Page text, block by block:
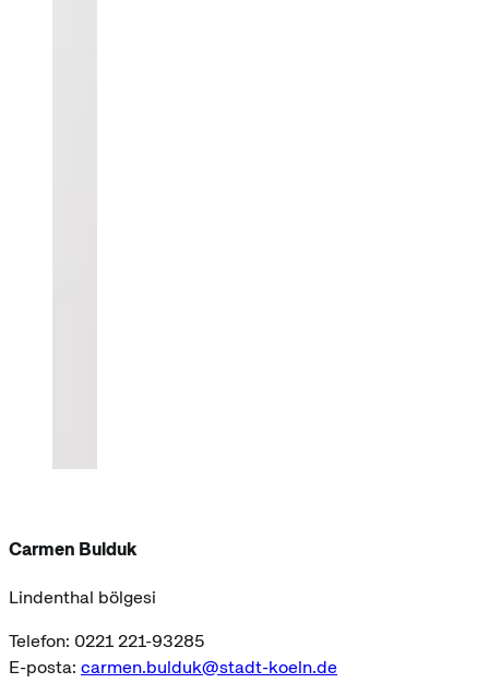
Carmen Bulduk
Lindenthal bölgesi
Telefon: 0221 221-93285
E-posta: carmen.bulduk@stadt-koeln.de